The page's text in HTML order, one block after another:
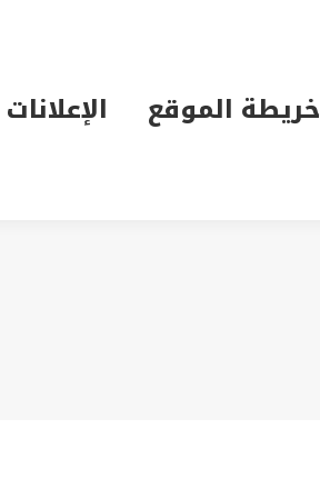
خريطة الموقع الإعلانات